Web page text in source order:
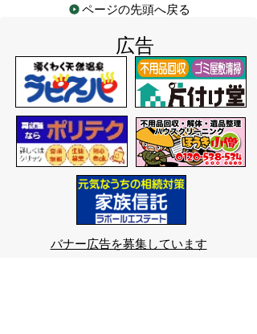
ページの先頭へ戻る
広告
バナー広告を募集しています